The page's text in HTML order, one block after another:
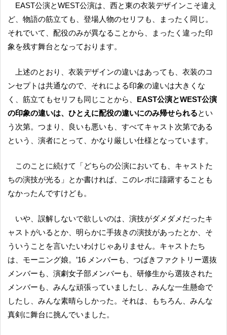
EAST公演とWEST公演は、西と東の衣装デザインこそ違え
ど、物語の筋立ても、登場人物のセリフも、まったく同じ。
それでいて、配役のみが異なることから、まったく違った印
象を残す舞台となっております。
上述のとおり、衣装デザインの違いはあっても、衣装のコ
ンセプトは共通なので、それによる印象の違いは大きくな
く、筋立てもセリフも同じことから、 EAST公演とWEST公演
の印象の違いは、ひとえに配役の違いにのみ帰せられるとい
う次第。つまり、良いも悪いも、すべてキャスト次第である
という、演者にとって、かなり厳しい仕様となっています。
このことに続けて「どちらの公演においても、キャストた
ちの演技が光る」とか書ければ、このレポに躊躇することも
なかったんですけども。
いや、誤解しないで欲しいのは、演技がダメダメだったキ
ャストがいるとか、明らかに手抜きの演技があったとか、そ
ういうことを言いたいわけじゃありません。キャストたち
は、モーニング娘。’16 メンバーも、つばきファクトリー選抜
メンバーも、演劇女子部メンバーも、研修生から選抜された
メンバーも、みんな頑張っていましたし、みんな一生懸命で
したし、みんな素晴らしかった。それは、もちろん、みんな
真剣に舞台に挑んでいました。